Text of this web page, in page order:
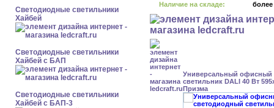
Светодиодные светильники
Хайбей
Светодиодные светильники
Хайбей с БАП
Светодиодные светильники
Хайбей с БАП-3
Наличие на складе: более
Универсальный офисный
светильник DALI 40 Вт
Призма